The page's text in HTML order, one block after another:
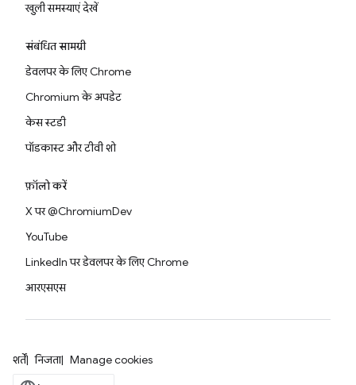
खुली समस्याएं देखें
संबंधित सामग्री
डेवलपर के लिए Chrome
Chromium के अपडेट
केस स्टडी
पॉडकास्ट और टीवी शो
फ़ॉलो करें
X पर @ChromiumDev
YouTube
LinkedIn पर डेवलपर के लिए Chrome
आरएसएस
शर्तें निजता Manage cookies